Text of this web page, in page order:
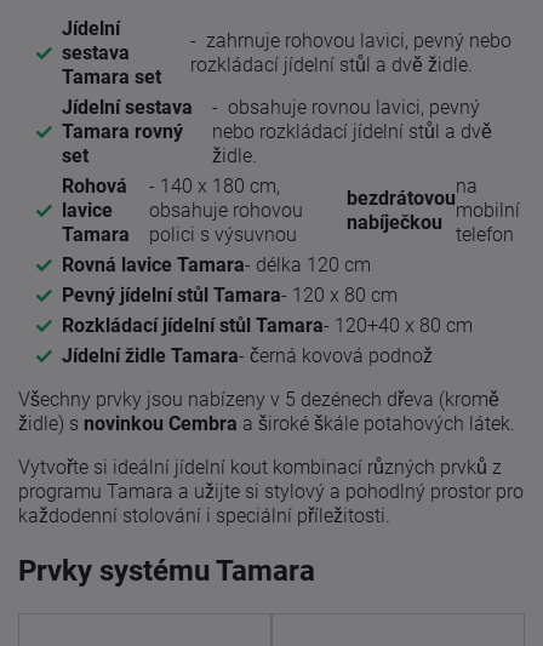
Jídelní
sestava
Tamara set
- zahrnuje rohovou lavici, pevný nebo
rozkládací jídelní stůl a dvě židle.
Jídelní sestava
Tamara rovný
set
- obsahuje rovnou lavici, pevný
nebo rozkládací jídelní stůl a dvě
židle.
Rohová
lavice
Tamara
- 140 x 180 cm,
obsahuje rohovou
polici s výsuvnou
bezdrátovou
nabíječkou
na
mobilní
telefon
Rovná lavice Tamara- délka 120 cm
Pevný jídelní stůl Tamara- 120 x 80 cm
Rozkládací jídelní stůl Tamara- 120+40 x 80 cm
Jídelní židle Tamara- černá kovová podnož
Všechny prvky jsou nabízeny v 5 dezénech dřeva (kromě
židle) s novinkou Cembra a široké škále potahových látek.
Vytvořte si ideální jídelní kout kombinací různých prvků z
programu Tamara a užijte si stylový a pohodlný prostor pro
každodenní stolování i speciální příležitosti.
Prvky systému Tamara